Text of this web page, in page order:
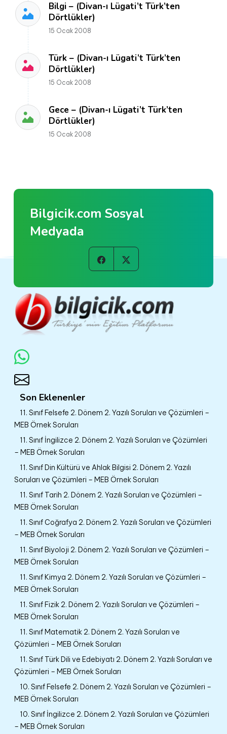
Bilgi – (Divan-ı Lügati’t Türk’ten
Dörtlükler)
15 Ocak 2008
Türk – (Divan-ı Lügati’t Türk’ten
Dörtlükler)
15 Ocak 2008
Gece – (Divan-ı Lügati’t Türk’ten
Dörtlükler)
15 Ocak 2008
Bilgicik.com Sosyal
Medyada
Son Eklenenler
11. Sınıf Felsefe 2. Dönem 2. Yazılı Soruları ve Çözümleri –
MEB Örnek Soruları
11. Sınıf İngilizce 2. Dönem 2. Yazılı Soruları ve Çözümleri
– MEB Örnek Soruları
11. Sınıf Din Kültürü ve Ahlak Bilgisi 2. Dönem 2. Yazılı
Soruları ve Çözümleri – MEB Örnek Soruları
11. Sınıf Tarih 2. Dönem 2. Yazılı Soruları ve Çözümleri –
MEB Örnek Soruları
11. Sınıf Coğrafya 2. Dönem 2. Yazılı Soruları ve Çözümleri
– MEB Örnek Soruları
11. Sınıf Biyoloji 2. Dönem 2. Yazılı Soruları ve Çözümleri –
MEB Örnek Soruları
11. Sınıf Kimya 2. Dönem 2. Yazılı Soruları ve Çözümleri –
MEB Örnek Soruları
11. Sınıf Fizik 2. Dönem 2. Yazılı Soruları ve Çözümleri –
MEB Örnek Soruları
11. Sınıf Matematik 2. Dönem 2. Yazılı Soruları ve
Çözümleri – MEB Örnek Soruları
11. Sınıf Türk Dili ve Edebiyatı 2. Dönem 2. Yazılı Soruları ve
Çözümleri – MEB Örnek Soruları
10. Sınıf Felsefe 2. Dönem 2. Yazılı Soruları ve Çözümleri –
MEB Örnek Soruları
10. Sınıf İngilizce 2. Dönem 2. Yazılı Soruları ve Çözümleri
– MEB Örnek Soruları